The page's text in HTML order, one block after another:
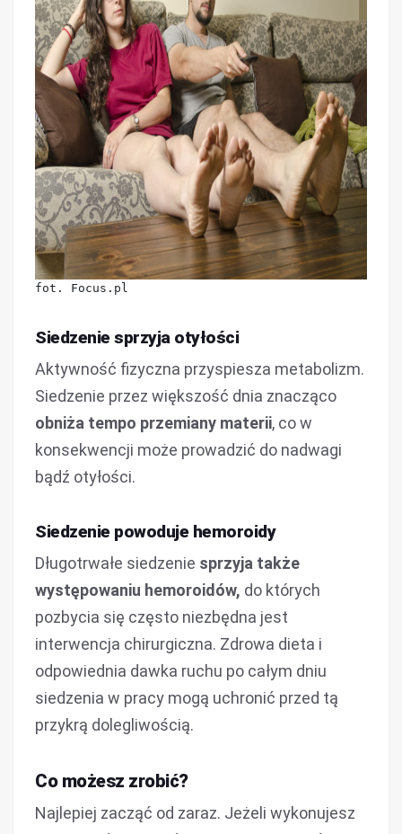
fot. Focus.pl
Siedzenie sprzyja otyłości
Aktywność fizyczna przyspiesza metabolizm.
Siedzenie przez większość dnia znacząco
obniża tempo przemiany materii, co w
konsekwencji może prowadzić do nadwagi
bądź otyłości.
Siedzenie powoduje hemoroidy
Długotrwałe siedzenie sprzyja także
występowaniu hemoroidów, do których
pozbycia się często niezbędna jest
interwencja chirurgiczna. Zdrowa dieta i
odpowiednia dawka ruchu po całym dniu
siedzenia w pracy mogą uchronić przed tą
przykrą dolegliwością.
Co możesz zrobić?
Najlepiej zacząć od zaraz. Jeżeli wykonujesz